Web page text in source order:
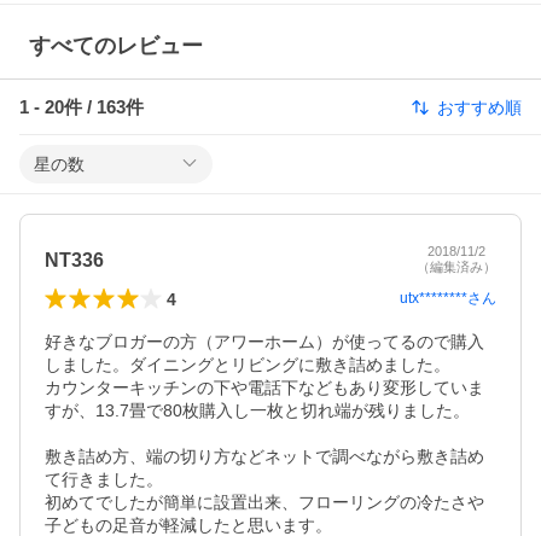
すべてのレビュー
1 - 20件 / 163件 おすすめ順
星の数
NT336
2018/11/2
（編集済み）
4 utx********さん
好きなブロガーの方（アワーホーム）が使ってるので購入
しました。ダイニングとリビングに敷き詰めました。
カウンターキッチンの下や電話下などもあり変形していま
すが、13.7畳で80枚購入し一枚と切れ端が残りました。
敷き詰め方、端の切り方などネットで調べながら敷き詰め
て行きました。
初めてでしたが簡単に設置出来、フローリングの冷たさや
子どもの足音が軽減したと思います。